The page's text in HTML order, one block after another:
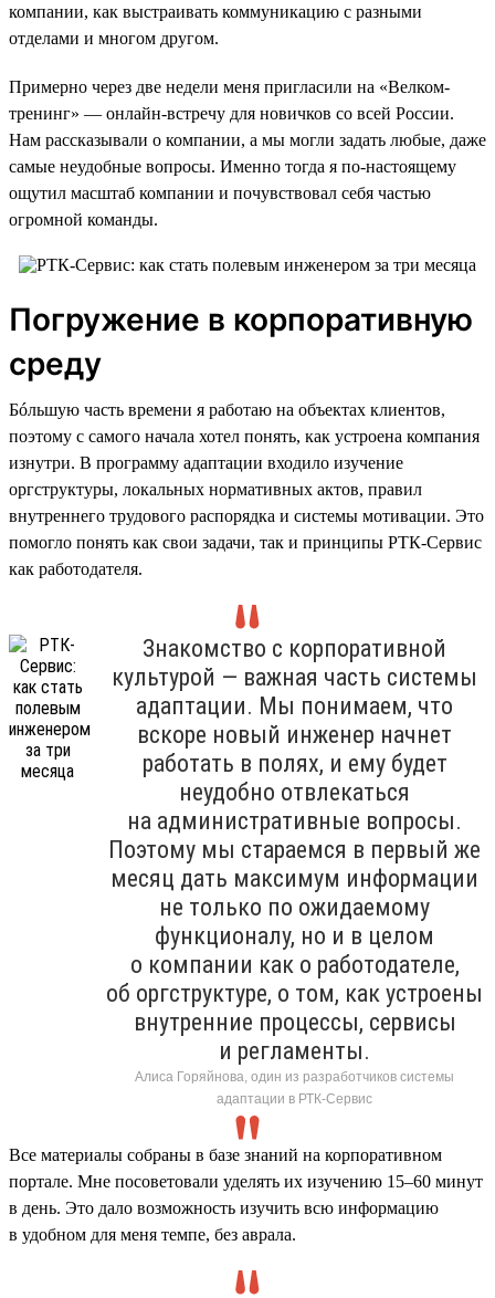
компании, как выстраивать коммуникацию с разными
отделами и многом другом.
Примерно через две недели меня пригласили на «Велком-
тренинг» — онлайн-встречу для новичков со всей России.
Нам рассказывали о компании, а мы могли задать любые, даже
самые неудобные вопросы. Именно тогда я по-настоящему
ощутил масштаб компании и почувствовал себя частью
огромной команды.
Погружение в корпоративную
среду
Бóльшую часть времени я работаю на объектах клиентов,
поэтому с самого начала хотел понять, как устроена компания
изнутри. В программу адаптации входило изучение
оргструктуры, локальных нормативных актов, правил
внутреннего трудового распорядка и системы мотивации. Это
помогло понять как свои задачи, так и принципы РТК-Сервис
как работодателя.
Знакомство с корпоративной
культурой — важная часть системы
адаптации. Мы понимаем, что
вскоре новый инженер начнет
работать в полях, и ему будет
неудобно отвлекаться
на административные вопросы.
Поэтому мы стараемся в первый же
месяц дать максимум информации
не только по ожидаемому
функционалу, но и в целом
о компании как о работодателе,
об оргструктуре, о том, как устроены
внутренние процессы, сервисы
и регламенты.
Алиса Горяйнова, один из разработчиков системы
адаптации в РТК-Сервис
Все материалы собраны в базе знаний на корпоративном
портале. Мне посоветовали уделять их изучению 15–60 минут
в день. Это дало возможность изучить всю информацию
в удобном для меня темпе, без аврала.